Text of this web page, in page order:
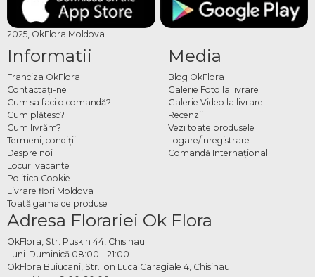
2025, OkFlora Moldova
Informatii
Franciza OkFlora
Contactaţi-ne
Cum sa faci o comandă?
Cum plătesc?
Cum livrăm?
Termeni, condiţii
Despre noi
Locuri vacante
Politica Cookie
Livrare flori Moldova
Toată gama de produse
Media
Blog OkFlora
Galerie Foto la livrare
Galerie Video la livrare
Recenzii
Vezi toate produsele
Logare/Înregistrare
Comandă Internațional
Adresa Florariei Ok Flora
OkFlora, Str. Puskin 44, Chisinau
Luni-Duminică 08:00 - 21:00
OkFlora Buiucani, Str. Ion Luca Caragiale 4, Chisinau